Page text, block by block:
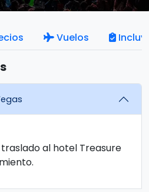
Vuelos
traslado al hotel Treasure